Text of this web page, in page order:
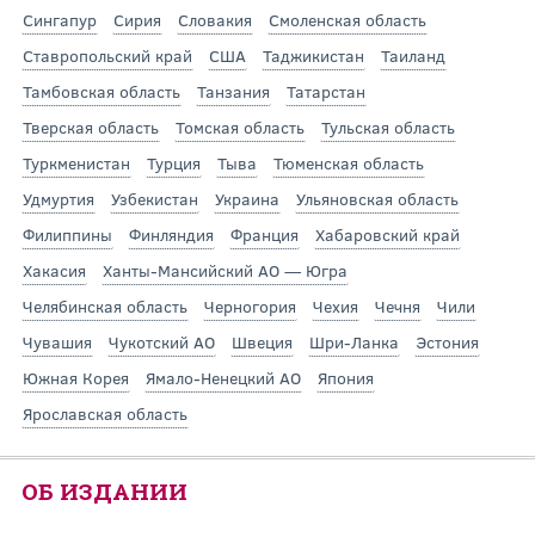
Сингапур
Сирия Словакия
Смоленская область
Ставропольский край
США Таджикистан
Таиланд
Тамбовская область
Танзания
Татарстан
Тверская область
Томская область
Тульская область
Туркменистан
Турция Тыва
Тюменская область
Удмуртия
Узбекистан Украина
Ульяновская область
Филиппины
Финляндия Франция
Хабаровский край
Хакасия
Ханты-Мансийский АО — Югра
Челябинская область
Черногория Чехия Чечня
Чили
Чувашия
Чукотский АО Швеция Шри-Ланка
Эстония
Южная Корея
Ямало-Ненецкий АО
Япония
Ярославская область
ОБ ИЗДАНИИ